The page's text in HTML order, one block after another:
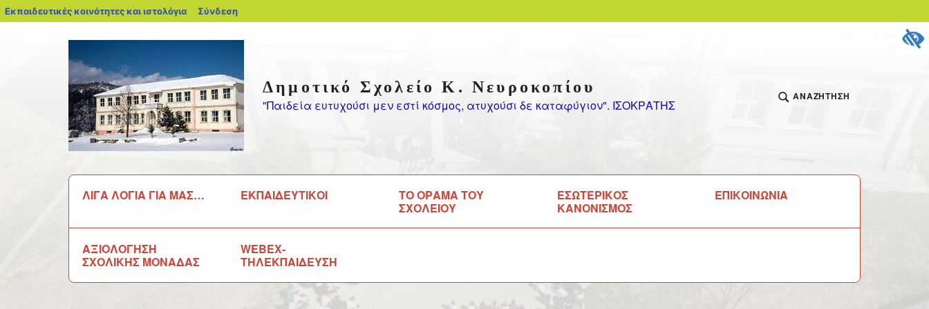
περιεχόμενο
Δημοτικό Σχολείο Κ. Νευροκοπίου
"Παιδεία ευτυχούσι μεν εστί κόσμος, ατυχούσι δε καταφύγιον". ΙΣΟΚΡΑΤΗΣ
ΑΝΑΖΉΤΗΣΗ
ΛΙΓΑ ΛΟΓΙΑ ΓΙΑ ΜΑΣ… ΕΚΠΑΙΔΕΥΤΙΚΟΙ
ΤΟ ΟΡΑΜΑ ΤΟΥ
ΣΧΟΛΕΙΟΥ
ΕΣΩΤΕΡΙΚΟΣ
ΚΑΝΟΝΙΣΜΟΣ
ΕΠΙΚΟΙΝΩΝΙΑ
ΑΞΙΟΛΟΓΗΣΗ
ΣΧΟΛΙΚΗΣ ΜΟΝΑΔΑΣ
WEBEX-
ΤΗΛΕΚΠΑΙΔΕΥΣΗ
για:
Εκπαιδευτικές κοινότητες και ιστολόγια blogs.sch.gr
Σύνδεση